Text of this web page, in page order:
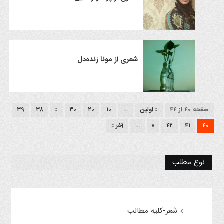
شعری از مونا زنده‌دل
صفحه ۴۰ از ۴۴ « اولین ... ۱۰ ۲۰ ۳۰ « ۳۸
۳۹
۴۰
۴۱ ۴۲ »
... آخر »
نوع مطلب
شعر-کلیه مطالب